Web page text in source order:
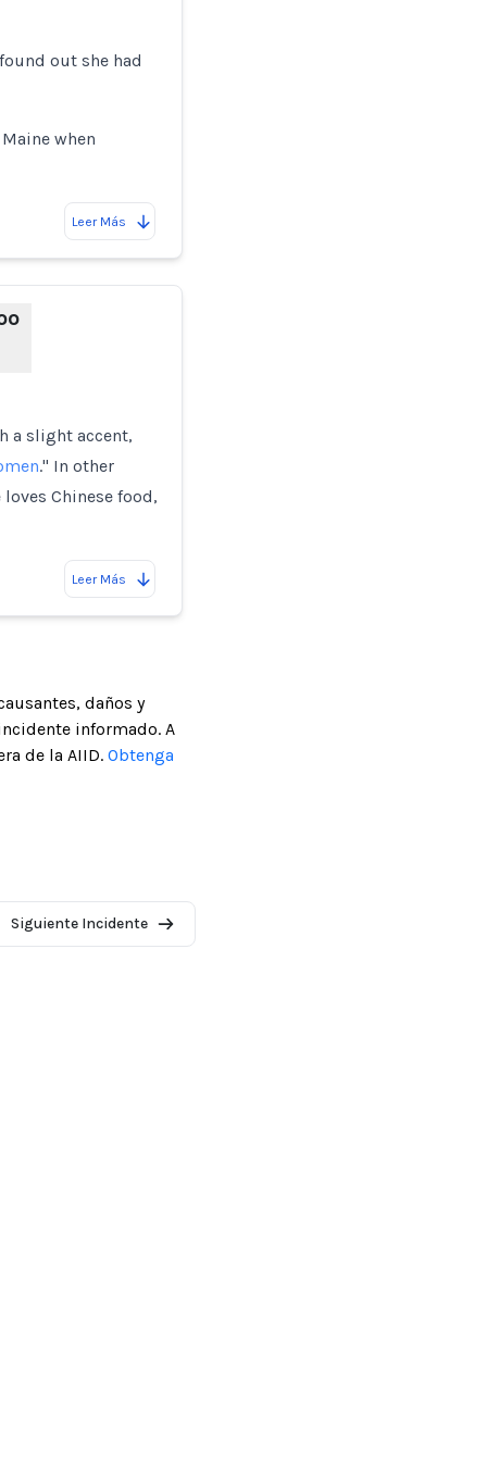
out she had
when
Leer Más
a slight accent,
." In other
Chinese food,
Leer Más
daños y
informado. A
de la AIID. Obtenga
Siguiente Incidente